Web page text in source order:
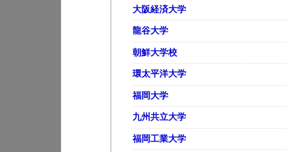
大阪経済大学
龍谷大学
朝鮮大学校
環太平洋大学
福岡大学
九州共立大学
福岡工業大学